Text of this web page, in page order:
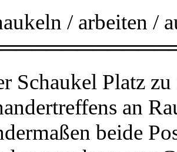
/ arbeiten /
Schaukel Platz
an
beide